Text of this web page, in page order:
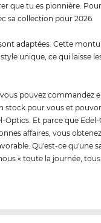
que tu es pionnière.
sa collection pour 2026.
adaptées. Cette
unique, ce qui laisse
pouvez commandez
stock pour vous et
Optics. Et parce que
affaires, vous
Qu'est-ce qu'une
« toute la journée, tous